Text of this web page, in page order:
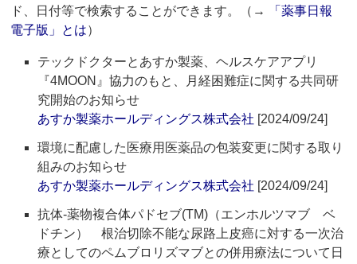
ド、日付等で検索することができます。（→
「薬事日報
電子版」とは）
テックドクターとあすか製薬、ヘルスケアアプリ
『4MOON』協力のもと、月経困難症に関する共同研
究開始のお知らせ
あすか製薬ホールディングス株式会社 [2024/09/24]
環境に配慮した医療用医薬品の包装変更に関する取り
組みのお知らせ
あすか製薬ホールディングス株式会社 [2024/09/24]
抗体-薬物複合体パドセブ(TM)（エンホルツマブ ベ
ドチン） 根治切除不能な尿路上皮癌に対する一次治
療としてのペムブロリズマブとの併用療法について日